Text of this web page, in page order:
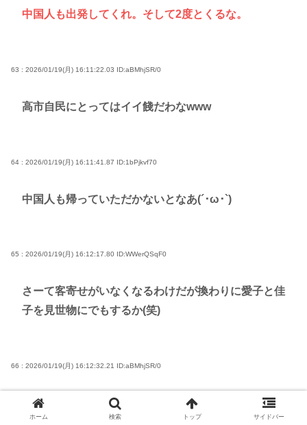
中国人も出発してくれ。そして2度とくるな。
63 : 2026/01/19(月) 16:11:22.03 ID:aBMhjSR/0
高市自民にとってはイイ餞だわなwww
64 : 2026/01/19(月) 16:11:41.87 ID:1bPjkvf70
中国人も帰っていただかないとなあ(´･ω･`)
65 : 2026/01/19(月) 16:12:17.80 ID:WWerQSqF0
さーて客寄せがいなくなるわけだが換わりに愛子と佳
子を見世物にでもするか(笑)
66 : 2026/01/19(月) 16:12:32.21 ID:aBMhjSR/0
どうせ多くの日本国民は上野恩賜公園の「恩賜」の意
味も知らねぇだろうしよwww
ホーム 検索 トップ サイドバー